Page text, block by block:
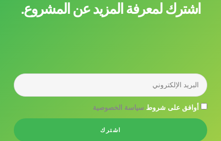
اشترك لمعرفة المزيد عن المشروع.
أوافق على شروط سياسة الخصوصية
اشترك